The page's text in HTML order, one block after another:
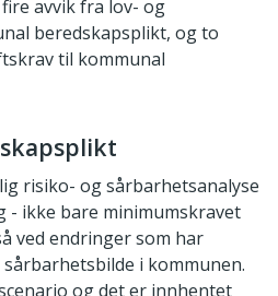
avvik fra lov- og
beredskapsplikt, og to
til kommunal
risiko- og sårbarhetsanalyse
- ikke bare minimumskravet
ved endringer som har
i kommunen.
og det er innhentet